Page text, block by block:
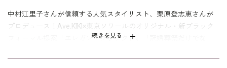
続きを見る
中村江里子さんが信頼する人気スタイリスト、栗原登志恵さんが
プロデュース！Ave.KIKI×東京ソワールのオリジナル・新ブラック
フォーマル提案「エレガントブラック」。「冠婚葬祭だけでな